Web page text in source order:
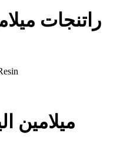
راتنجات
ميلامين